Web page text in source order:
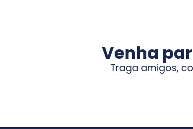
Venha
Traga amigos,